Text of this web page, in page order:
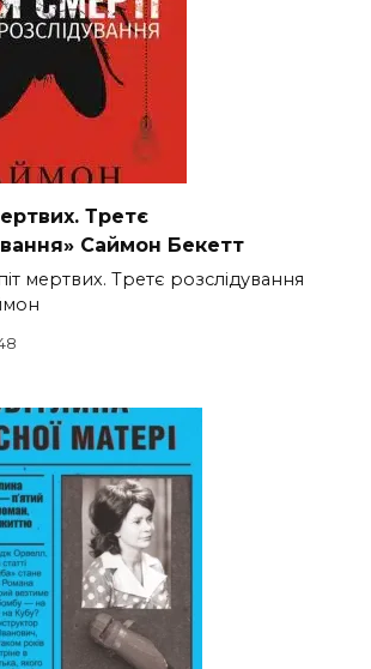
Третє
Саймон Бекетт
мертвих. Третє розслідування